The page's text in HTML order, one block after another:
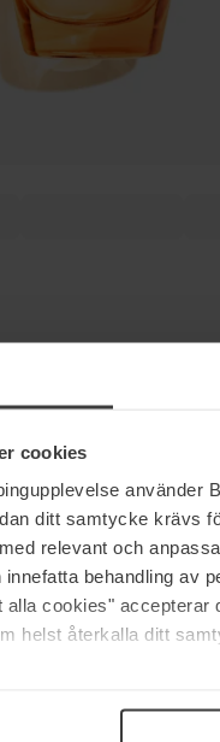
cookies
ditt samtycke krävs
relevant och
behandling av
cookies"
helst återkalla ditt
orzeźwiającym zapachem
oraz aksamitnego
opakowanie produktu.
też opakowania produktów